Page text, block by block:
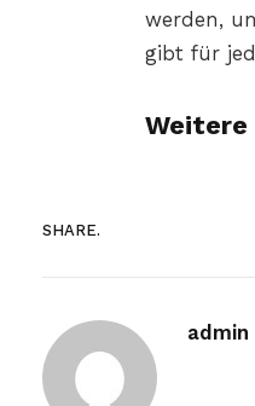
werden,
gibt für
Weitere
SHARE.
admin